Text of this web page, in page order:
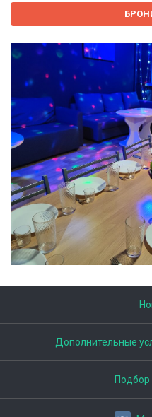
Дополнительные
Подбор